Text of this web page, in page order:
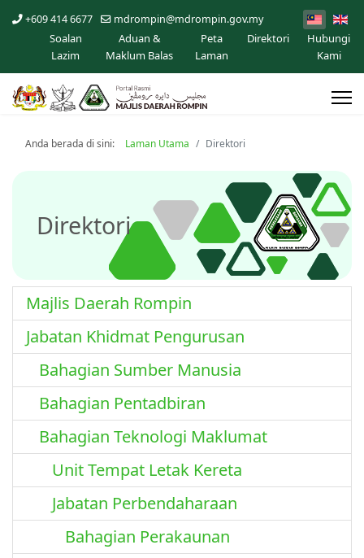
+609 414 6677 mdrompin@mdrompin.gov.my
Soalan
Lazim
Aduan &
Maklum Balas
Peta
Laman
Direktori
Hubungi
Kami
Anda berada di sini: Laman Utama Direktori
Direktori
Majlis Daerah Rompin
Jabatan Khidmat Pengurusan
Bahagian Sumber Manusia
Bahagian Pentadbiran
Bahagian Teknologi Maklumat
Unit Tempat Letak Kereta
Jabatan Perbendaharaan
Bahagian Perakaunan